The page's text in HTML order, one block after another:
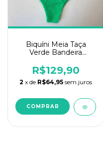
Biquíni Meia Taça
Verde Bandeira
R$129,90
2 x de R$64,95 sem juros
COMPRAR